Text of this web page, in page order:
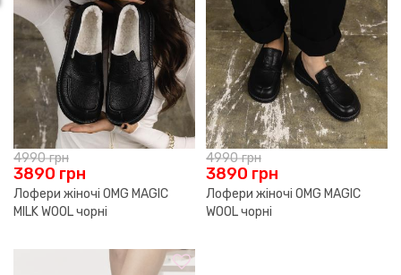
4990грн
3890 грн
Лофери жіночі OMG MAGIC
MILK WOOL чорні
4990грн
3890 грн
Лофери жіночі OMG MAGIC
WOOL чорні